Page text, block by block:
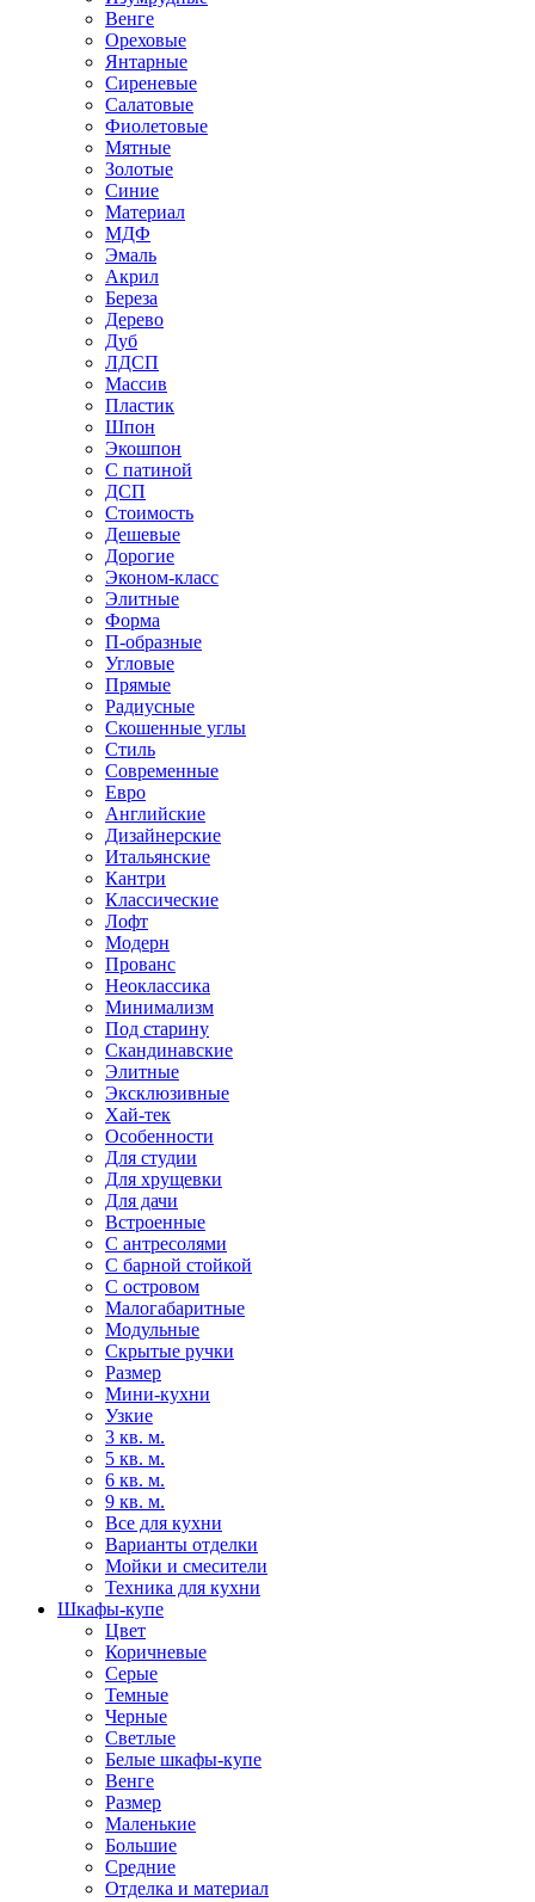
Венге
Ореховые
Янтарные
Сиреневые
Салатовые
Фиолетовые
Мятные
Золотые
Синие
Материал
МДФ
Эмаль
Акрил
Береза
Дерево
Дуб
ЛДСП
Массив
Пластик
Шпон
Экошпон
С патиной
ДСП
Стоимость
Дешевые
Дорогие
Эконом-класс
Элитные
Форма
П-образные
Угловые
Прямые
Радиусные
Скошенные углы
Стиль
Современные
Евро
Английские
Дизайнерские
Итальянские
Кантри
Классические
Лофт
Модерн
Прованс
Неоклассика
Минимализм
Под старину
Скандинавские
Элитные
Эксклюзивные
Хай-тек
Особенности
Для студии
Для хрущевки
Для дачи
Встроенные
С антресолями
С барной стойкой
С островом
Малогабаритные
Модульные
Скрытые ручки
Размер
Мини-кухни
Узкие
3 кв. м.
5 кв. м.
6 кв. м.
9 кв. м.
Все для кухни
Варианты отделки
Мойки и смесители
Техника для кухни
Шкафы-купе
Цвет
Коричневые
Серые
Темные
Черные
Светлые
Белые шкафы-купе
Венге
Размер
Маленькие
Большие
Средние
Отделка и материал